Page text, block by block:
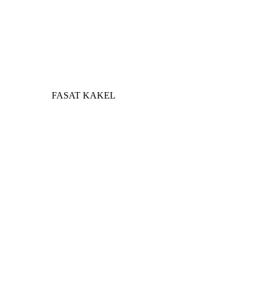
FASAT KAKEL